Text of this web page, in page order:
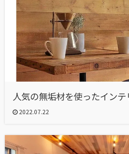
人気の無垢材を使ったイン
2022.07.22